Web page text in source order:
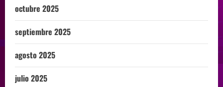
octubre 2025
septiembre 2025
agosto 2025
julio 2025